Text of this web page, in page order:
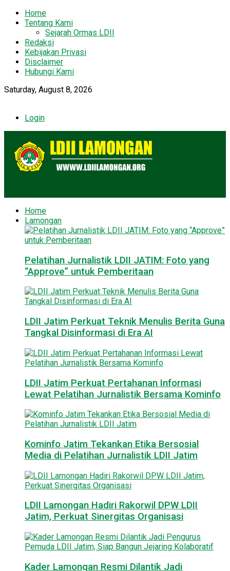
Home
Tentang Kami
Sejarah Ormas LDII
Redaksi
Kebijakan Privasi
Disclaimer
Hubungi Kami
Saturday, August 8, 2026
Login
Home
Lamongan
Pelatihan Jurnalistik LDII JATIM: Foto yang
“Approve” untuk Pemberitaan
LDII Jatim Perkuat Teknik Menulis Berita Guna
Tangkal Disinformasi di Era AI
LDII Jatim Perkuat Pertahanan Informasi
Lewat Pelatihan Jurnalistik Bersama Kominfo
Kominfo Jatim Tekankan Etika Bersosial
Media di Pelatihan Jurnalistik LDII Jatim
LDII Lamongan Hadiri Rakorwil DPW LDII
Jatim, Perkuat Sinergitas Organisasi
Kader Lamongan Resmi Dilantik Jadi